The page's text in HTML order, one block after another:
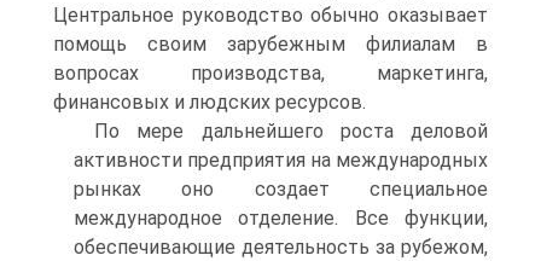
Центральное руководство обычно оказывает
помощь своим зарубежным филиалам в
вопросах производства, маркетинга,
финансовых и людских ресурсов.
По мере дальнейшего роста деловой
активности предприятия на международных
рынках оно создает специальное
международное отделение. Все функции,
обеспечивающие деятельность за рубежом,